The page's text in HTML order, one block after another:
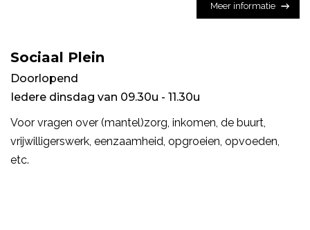
Meer informatie
Sociaal Plein
Doorlopend
Iedere dinsdag van 09.30u - 11.30u
Voor vragen over (mantel)zorg, inkomen, de buurt,
vrijwilligerswerk, eenzaamheid, opgroeien, opvoeden,
etc.